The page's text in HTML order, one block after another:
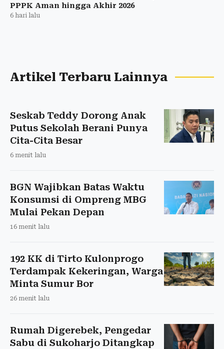
PPPK Aman hingga Akhir 2026
6 hari lalu
Artikel Terbaru Lainnya
Seskab Teddy Dorong Anak
Putus Sekolah Berani Punya
Cita-Cita Besar
6 menit lalu
BGN Wajibkan Batas Waktu
Konsumsi di Ompreng MBG
Mulai Pekan Depan
16 menit lalu
192 KK di Tirto Kulonprogo
Terdampak Kekeringan, Warga
Minta Sumur Bor
26 menit lalu
Rumah Digerebek, Pengedar
Sabu di Sukoharjo Ditangkap